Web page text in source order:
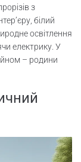
з
білий
освітлення
електрику. У
– родини